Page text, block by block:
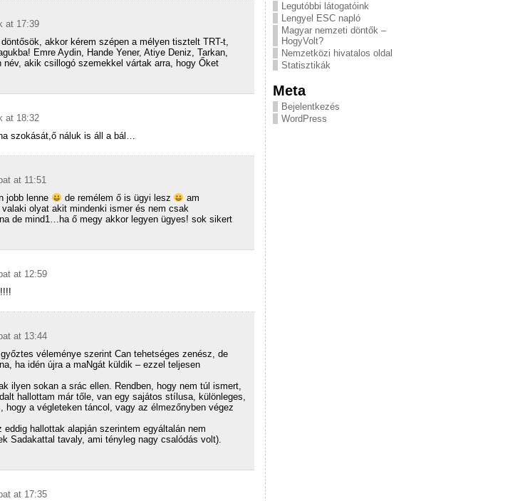
at 17:39
akkor kérem szépen a mélyen tisztelt TRT-t,
Emre Aydin, Hande Yener, Atiye Deniz, Tarkan,
akik csillogó szemekkel vártak arra, hogy Őket
at 18:32
szokását,ő náluk is áll a bál…
at 11:51
jobb lenne
de remélem ő is ügyi lesz
am
olyat akit mindenki ismer és nem csak
de mind1…ha ő megy akkor legyen ügyes! sok sikert
at 12:59
at 13:44
véleménye szerint Can tehetséges zenész, de
ha idén újra a maNgát küldik – ezzel teljesen
ilyen sokan a srác ellen. Rendben, hogy nem túl ismert,
hallottam már tőle, van egy sajátos stílusa, különleges,
hogy a végleteken táncol, vagy az élmezőnyben végez
hallottak alapján szerintem egyáltalán nem
Sadakattal tavaly, ami tényleg nagy csalódás volt).
at 17:35
Legutóbbi látogatóink
Lengyel ESC napló
Magyar nemzeti döntők –
HogyVolt?
Nemzetközi hivatalos oldal
Statisztikák
Meta
Bejelentkezés
WordPress